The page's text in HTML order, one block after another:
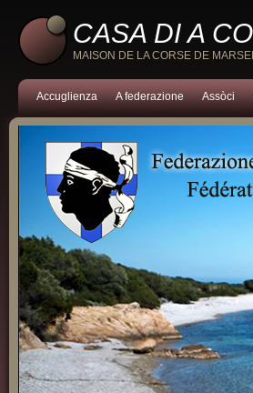
CASA DI A
MAISON DE LA CORSE DE
Accuglienza A federazione Assòci